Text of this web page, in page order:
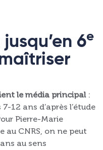
6e
le média principal:
12 ans d’après l’étude
Pierre-Marie
au CNRS, on ne peut
au sens